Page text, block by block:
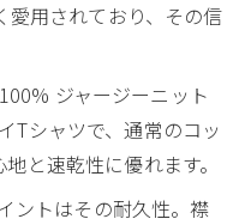
愛用されており、その信
ジャージーニット
Tシャツで、通常のコッ
と速乾性に優れます。
ントはその耐久性。襟